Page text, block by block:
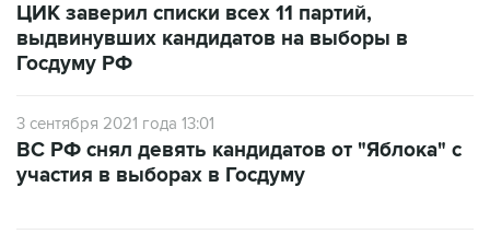
Госдуму РФ
3 сентября 2021 года 13:01
участия в выборах в Госдуму